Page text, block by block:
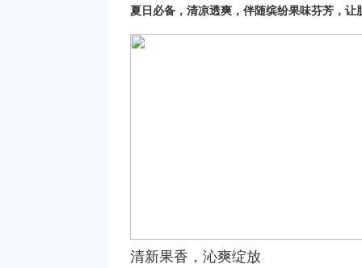
夏日必备，清凉透爽，伴随缤纷果味芬芳，让
清新果香，沁爽绽放